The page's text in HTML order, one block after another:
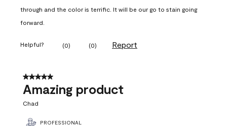
through and the color is terrific. It will be our go to stain going
forward.
Helpful? (0) (0) Report
5 out of 5 stars.
Amazing product
Chad
PROFESSIONAL